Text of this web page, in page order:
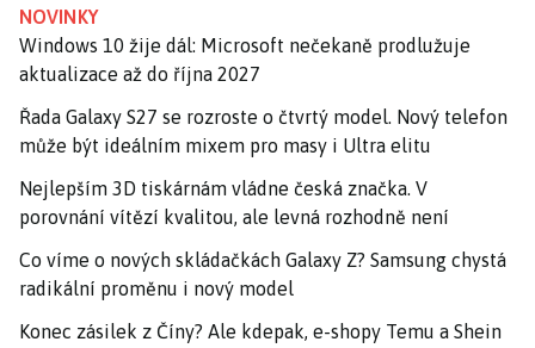
NOVINKY
Windows 10 žije dál: Microsoft nečekaně prodlužuje
aktualizace až do října 2027
Řada Galaxy S27 se rozroste o čtvrtý model. Nový telefon
může být ideálním mixem pro masy i Ultra elitu
Nejlepším 3D tiskárnám vládne česká značka. V
porovnání vítězí kvalitou, ale levná rozhodně není
Co víme o nových skládačkách Galaxy Z? Samsung chystá
radikální proměnu i nový model
Konec zásilek z Číny? Ale kdepak, e-shopy Temu a Shein